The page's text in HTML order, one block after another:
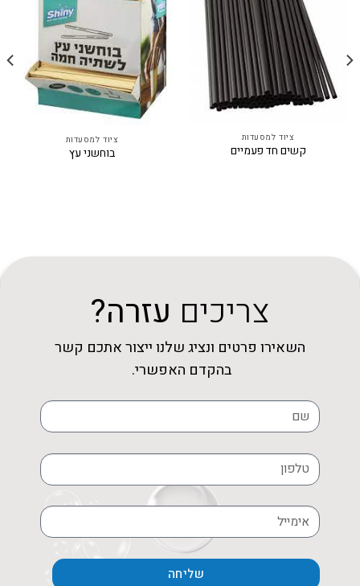
ציוד למסעדות
קשים חד פעמיים
ציוד למסעדות
בוחשני עץ
צריכים עזרה?
השאירו פרטים ונציג שלנו ייצור אתכם קשר
בהקדם האפשרי.
שליחה